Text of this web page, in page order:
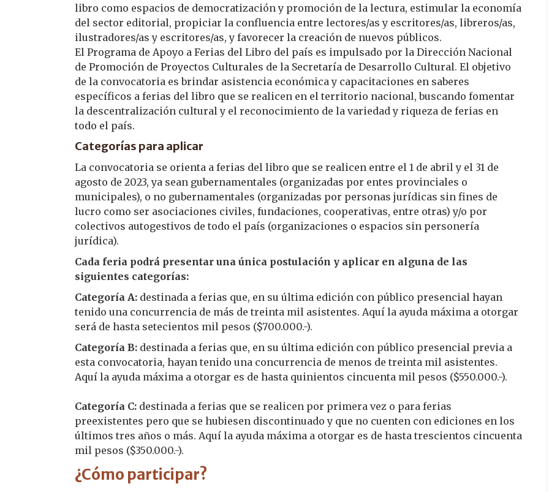
libro como espacios de democratización y promoción de la lectura, estimular la economía
del sector editorial, propiciar la confluencia entre lectores/as y escritores/as, libreros/as,
ilustradores/as y escritores/as, y favorecer la creación de nuevos públicos.
El Programa de Apoyo a Ferias del Libro del país es impulsado por la Dirección Nacional
de Promoción de Proyectos Culturales de la Secretaría de Desarrollo Cultural. El objetivo
de la convocatoria es brindar asistencia económica y capacitaciones en saberes
específicos a ferias del libro que se realicen en el territorio nacional, buscando fomentar
la descentralización cultural y el reconocimiento de la variedad y riqueza de ferias en
todo el país.
Categorías para aplicar
La convocatoria se orienta a ferias del libro que se realicen entre el 1 de abril y el 31 de
agosto de 2023, ya sean gubernamentales (organizadas por entes provinciales o
municipales), o no gubernamentales (organizadas por personas jurídicas sin fines de
lucro como ser asociaciones civiles, fundaciones, cooperativas, entre otras) y/o por
colectivos autogestivos de todo el país (organizaciones o espacios sin personería
jurídica).
Cada feria podrá presentar una única postulación y aplicar en alguna de las
siguientes categorías:
Categoría A: destinada a ferias que, en su última edición con público presencial hayan
tenido una concurrencia de más de treinta mil asistentes. Aquí la ayuda máxima a otorgar
será de hasta setecientos mil pesos ($700.000.-).
Categoría B: destinada a ferias que, en su última edición con público presencial previa a
esta convocatoria, hayan tenido una concurrencia de menos de treinta mil asistentes.
Aquí la ayuda máxima a otorgar es de hasta quinientos cincuenta mil pesos ($550.000.-).
Categoría C: destinada a ferias que se realicen por primera vez o para ferias
preexistentes pero que se hubiesen discontinuado y que no cuenten con ediciones en los
últimos tres años o más. Aquí la ayuda máxima a otorgar es de hasta trescientos cincuenta
mil pesos ($350.000.-).
¿Cómo participar?